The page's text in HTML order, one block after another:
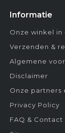
Informatie
Onze winkel in
Verzenden &
Algemene
Disclaimer
Onze partners
Privacy Policy
FAQ & Contact